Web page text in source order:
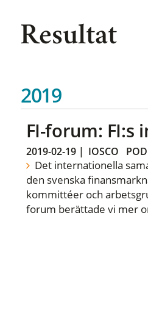
Resultat
2019
FI-forum: FI:s
2019-02-19| IOSCO
Det internationella
den svenska
kommittéer och
forum berättade vi mer